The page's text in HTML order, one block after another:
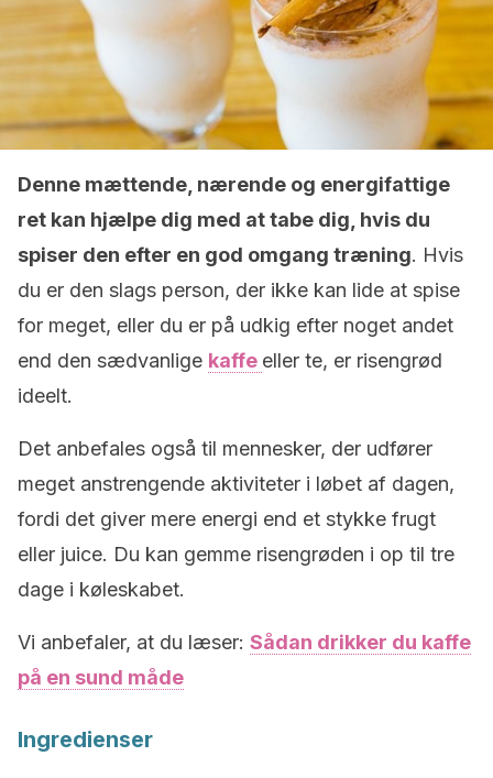
Denne mættende, nærende og energifattige
ret kan hjælpe dig med at tabe dig, hvis du
spiser den efter en god omgang træning. Hvis
du er den slags person, der ikke kan lide at spise
for meget, eller du er på udkig efter noget andet
end den sædvanlige kaffe eller te, er risengrød
ideelt.
Det anbefales også til mennesker, der udfører
meget anstrengende aktiviteter i løbet af dagen,
fordi det giver mere energi end et stykke frugt
eller juice. Du kan gemme risengrøden i op til tre
dage i køleskabet.
Vi anbefaler, at du læser: Sådan drikker du kaffe
på en sund måde
Ingredienser